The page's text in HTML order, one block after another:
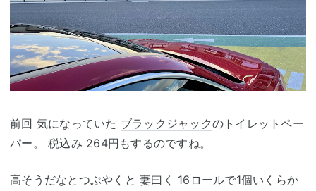
前回 気になっていた ブラックジャックのトイレットペー
パー。 税込み 264円もするのですね。
高そうだなとつぶやくと 妻曰く 16ロールで1個いくらか